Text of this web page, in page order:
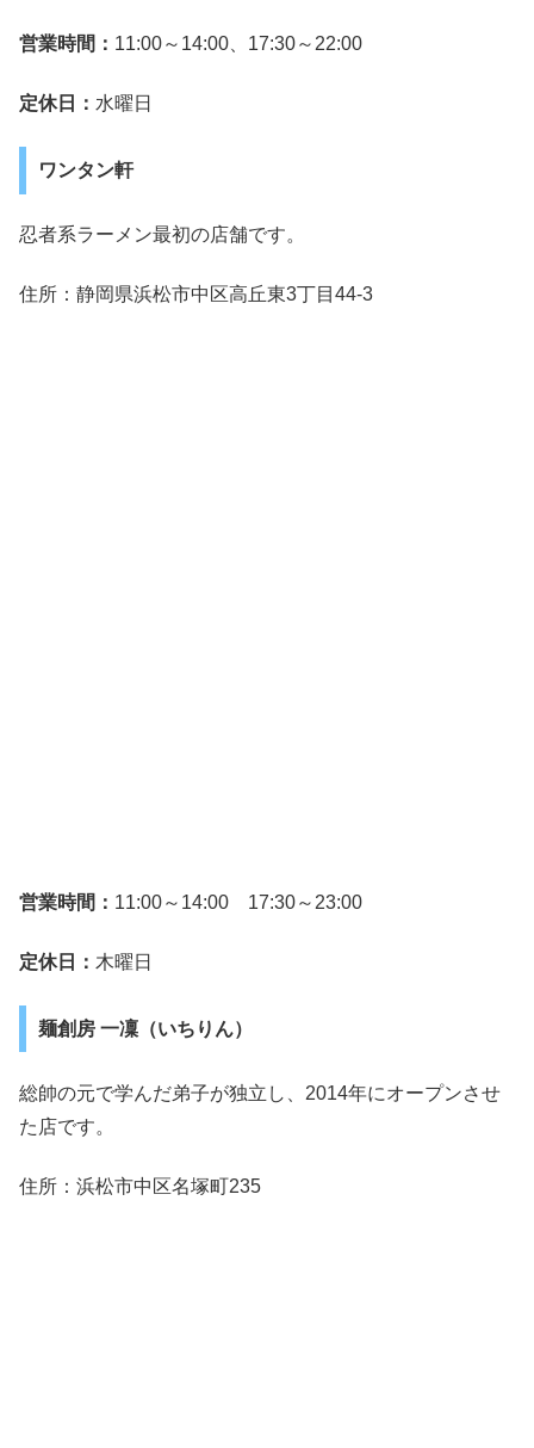
営業時間： 11:00～14:00、17:30～22:00
定休日： 水曜日
ワンタン軒
忍者系ラーメン最初の店舗です。
住所：静岡県浜松市中区高丘東3丁目44-3
営業時間： 11:00～14:00 17:30～23:00
定休日： 木曜日
麺創房 一凜（いちりん）
総帥の元で学んだ弟子が独立し、2014年にオープンさせ
た店です。
住所：浜松市中区名塚町235